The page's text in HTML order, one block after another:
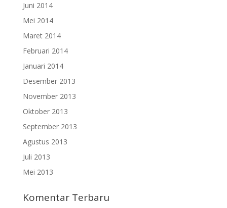
Juni 2014
Mei 2014
Maret 2014
Februari 2014
Januari 2014
Desember 2013
November 2013
Oktober 2013
September 2013
Agustus 2013
Juli 2013
Mei 2013
Komentar Terbaru